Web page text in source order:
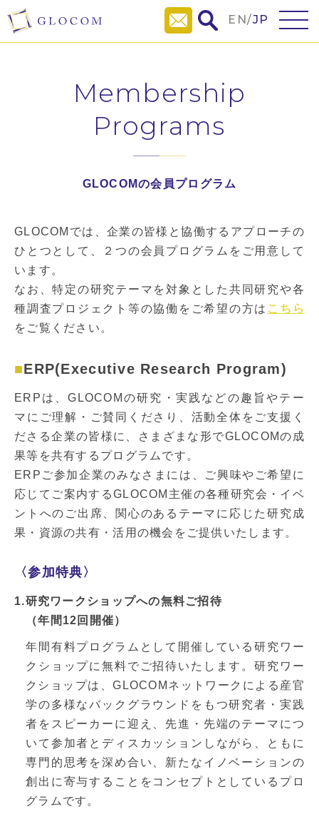
EN/JP
Membership
Programs
GLOCOMの会員プログラム
GLOCOMでは、企業の皆様と協働するアプローチの
ひとつとして、２つの会員プログラムをご用意して
います。
なお、特定の研究テーマを対象とした共同研究や各
種調査プロジェクト等の協働をご希望の方は こちら
をご覧ください。
ERP(Executive Research Program)
ERPは、GLOCOMの研究・実践などの趣旨やテー
マにご理解・ご賛同くださり、活動全体をご支援く
ださる企業の皆様に、さまざまな形でGLOCOMの成
果等を共有するプログラムです。
ERPご参加企業のみなさまには、ご興味やご希望に
応じてご案内するGLOCOM主催の各種研究会・イベ
ントへのご出席、関心のあるテーマに応じた研究成
果・資源の共有・活用の機会をご提供いたします。
〈参加特典〉
1.研究ワークショップへの無料ご招待
（年間12回開催）
年間有料プログラムとして開催している研究ワー
クショップに無料でご招待いたします。研究ワー
クショップは、GLOCOMネットワークによる産官
学の多様なバックグラウンドをもつ研究者・実践
者をスピーカーに迎え、先進・先端のテーマにつ
いて参加者とディスカッションしながら、ともに
専門的思考を深め合い、新たなイノベーションの
創出に寄与することをコンセプトとしているプロ
グラムです。